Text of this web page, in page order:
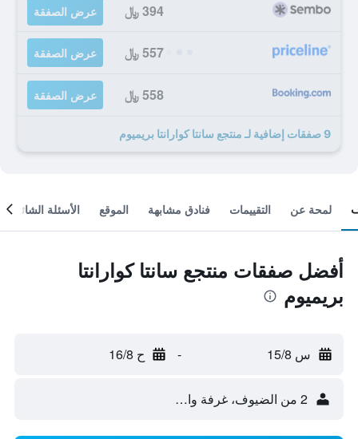
394 ﷼ عرض الصفقة
557 ﷼ عرض الصفقة
558 ﷼ عرض الصفقة
9 صفقات إضافية لـ منتجع سانتا كوارانتا بريميوم
لمحة عن التقييمات فنادق مشابهة الموقع الأسئلة الشائعة
أفضل صفقات منتجع سانتا كوارانتا
بريميوم
س 15/8 - ح 16/8
2 من الضيوف، غرفة واحدة